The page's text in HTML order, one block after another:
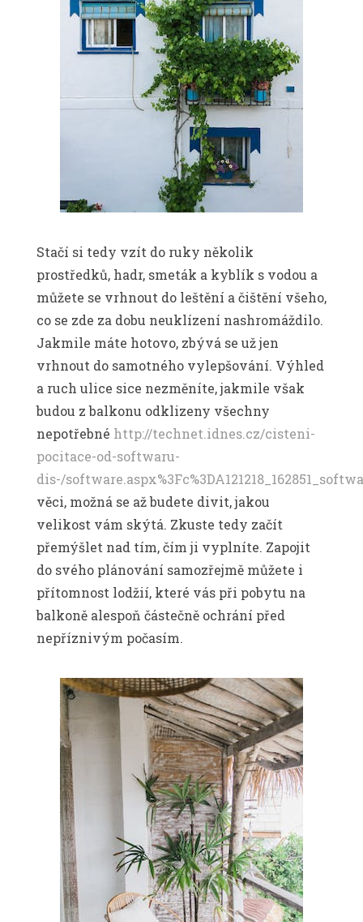
Stačí si tedy vzít do ruky několik
prostředků, hadr, smeták a kyblík s vodou a
můžete se vrhnout do leštění a čištění všeho,
co se zde za dobu neuklízení nashromáždilo.
Jakmile máte hotovo, zbývá se už jen
vrhnout do samotného vylepšování. Výhled
a ruch ulice sice nezměníte, jakmile však
budou z balkonu odklizeny všechny
nepotřebné http://technet.idnes.cz/cisteni-
pocitace-od-softwaru-
dis-/
věci, možná se až budete divit, jakou
velikost vám skýtá. Zkuste tedy začít
přemýšlet nad tím, čím ji vyplníte. Zapojit
do svého plánování samozřejmě můžete i
přítomnost lodžií, které vás při pobytu na
balkoně alespoň částečně ochrání před
nepříznivým počasím.